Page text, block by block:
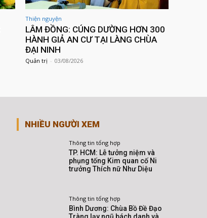
Thiện nguyện
LÂM ĐỒNG: CÚNG DƯỜNG HƠN 300
HÀNH GIẢ AN CƯ TẠI LÀNG CHÙA
ĐẠI NINH
Quản trị - 03/08/2026
NHIỀU NGƯỜI XEM
Thông tin tổng hợp
TP. HCM: Lễ tưởng niệm và
phụng tống Kim quan cố Ni
trưởng Thích nữ Như Diệu
Thông tin tổng hợp
Bình Dương: Chùa Bồ Đề Đạo